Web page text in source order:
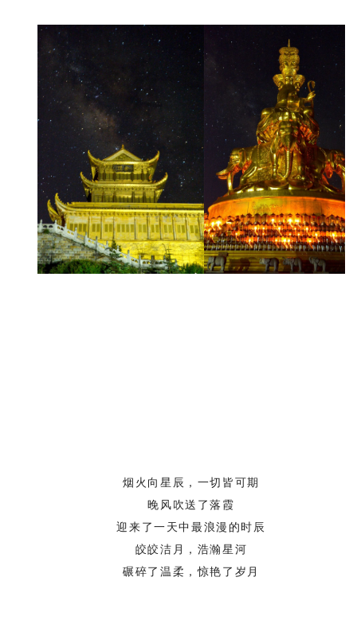
烟火向星辰，一切皆可期
晚风吹送了落霞
迎来了一天中最浪漫的时辰
皎皎洁月，浩瀚星河
碾碎了温柔，惊艳了岁月